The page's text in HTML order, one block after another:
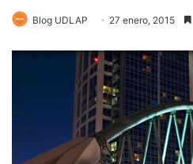
Blog UDLAP 27 enero, 2015